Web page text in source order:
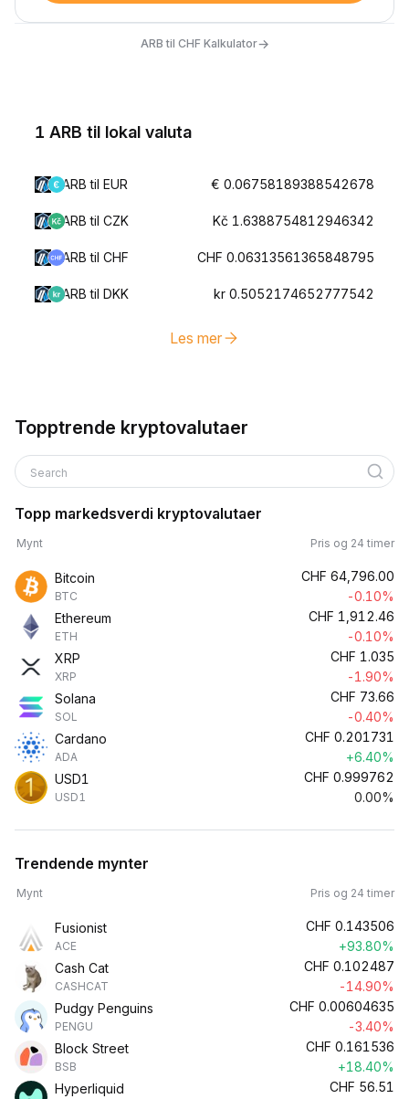
ARB til CHF Kalkulator→
1 ARB til lokal valuta
ARB til EUR € 0.06758189388542678
ARB til CZK Kč 1.6388754812946342
ARB til CHF CHF 0.06313561365848795
ARB til DKK kr 0.5052174652777542
Les mer
Topptrende kryptovalutaer
Search
Topp markedsverdi kryptovalutaer
Mynt Pris og 24 timer
Bitcoin
BTC
CHF 64,796.00
-0.10%
Ethereum
ETH
CHF 1,912.46
-0.10%
XRP
XRP
CHF 1.035
-1.90%
Solana
SOL
CHF 73.66
-0.40%
Cardano
ADA
CHF 0.201731
+6.40%
USD1
USD1
CHF 0.999762
0.00%
Trendende mynter
Mynt Pris og 24 timer
Fusionist
ACE
CHF 0.143506
+93.80%
Cash Cat
CASHCAT
CHF 0.102487
-14.90%
Pudgy Penguins
PENGU
CHF 0.00604635
-3.40%
Block Street
BSB
CHF 0.161536
+18.40%
Hyperliquid
CHF 56.51